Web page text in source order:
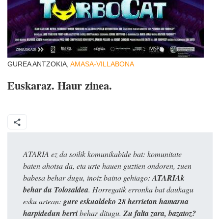
GUREA ANTZOKIA, AMASA-VILLABONA
Euskaraz. Haur zinea.
ATARIA ez da soilik komunikabide bat: komunitate
baten ahotsa da, eta urte hauen guztien ondoren, zuen
babesa behar dugu, inoiz baino gehiago: ATARIAk
behar du Tolosaldea. Horregatik erronka bat daukagu
esku artean: gure eskualdeko 28 herrietan hamarna
harpidedun berribehar ditugu. Zu falta zara, bazatoz?